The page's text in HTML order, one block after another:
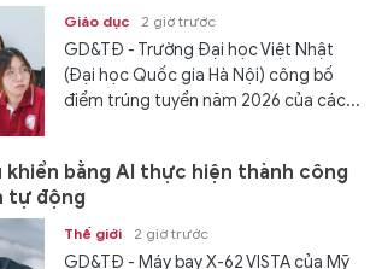
Giáo dục 2 giờ trước
GD&TĐ - Trường Đại học Việt Nhật
(Đại học Quốc gia Hà Nội) công bố
điểm trúng tuyển năm 2026 của các...
khiển bằng AI thực hiện thành công
tự động
Thế giới 2 giờ trước
GD&TĐ - Máy bay X-62 VISTA của Mỹ